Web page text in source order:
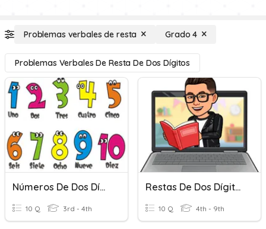
Problemas verbales de resta Grado 4
Problemas Verbales De Resta De Dos Dígitos
Números De Dos Dígitos
10 Q 3rd - 4th
Restas De Dos Dígitos
10 Q 4th - 9th